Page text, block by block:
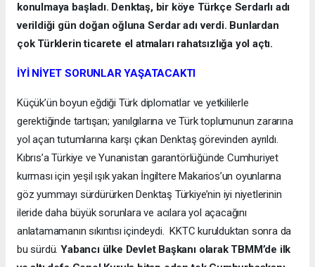
konulmaya başladı. Denktaş, bir köye Türkçe Serdarlı adı
verildiği gün doğan oğluna Serdar adı verdi. Bunlardan
çok Türklerin ticarete el atmaları rahatsızlığa yol açtı.
İYİ NİYET SORUNLAR YAŞATACAKTI
Küçük’ün boyun eğdiği Türk diplomatlar ve yetkililerle
gerektiğinde tartışan; yanılgılarına ve Türk toplumunun zararına
yol açan tutumlarına karşı çıkan Denktaş görevinden ayrıldı.
Kıbrıs’a Türkiye ve Yunanistan garantörlüğünde Cumhuriyet
kurması için yeşil ışık yakan İngiltere Makarios’un oyunlarına
göz yummayı sürdürürken Denktaş Türkiye’nin iyi niyetlerinin
ileride daha büyük sorunlara ve acılara yol açacağını
anlatamamanın sıkıntısı içindeydi. KKTC kurulduktan sonra da
bu sürdü.Yabancı ülke Devlet Başkanı olarak TBMM’de ilk